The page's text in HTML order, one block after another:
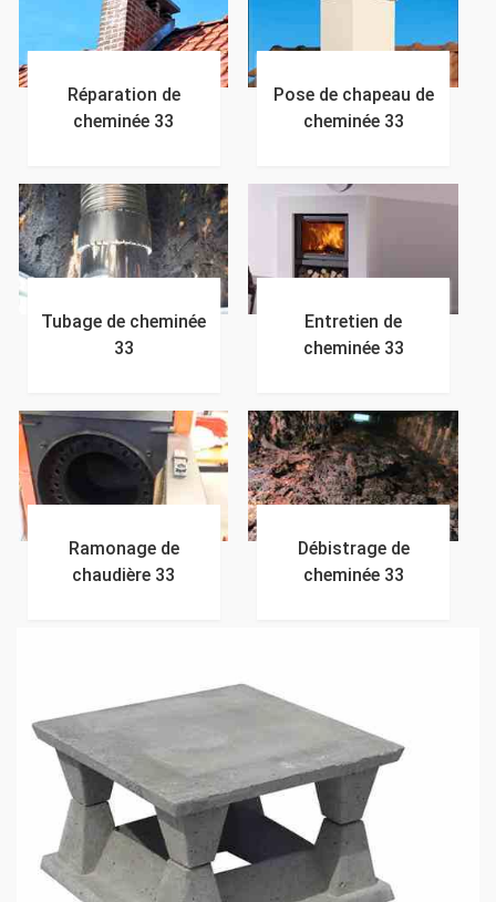
Réparation de
cheminée 33
Pose de chapeau de
cheminée 33
Tubage de cheminée
33
Entretien de
cheminée 33
Ramonage de
chaudière 33
Débistrage de
cheminée 33